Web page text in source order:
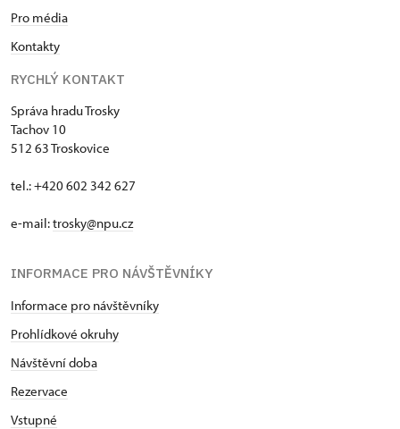
Pro média
Kontakty
RYCHLÝ KONTAKT
Správa hradu Trosky
Tachov 10
512 63 Troskovice
tel.: +420 602 342 627
e-mail:trosky@npu.cz
INFORMACE PRO NÁVŠTĚVNÍKY
Informace pro návštěvníky
Prohlídkové okruhy
Návštěvní doba
Rezervace
Vstupné